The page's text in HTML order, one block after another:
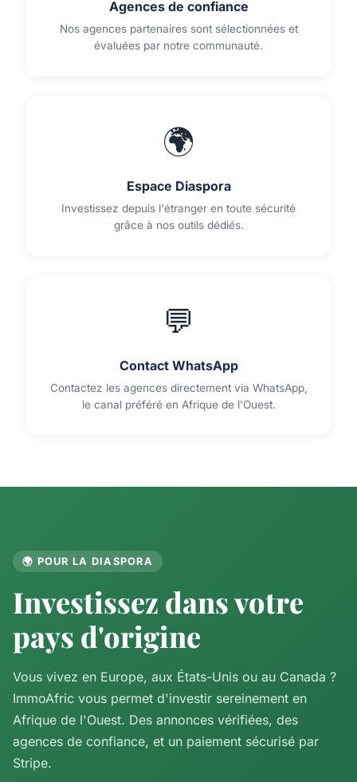
Agences de confiance
Nos agences partenaires sont sélectionnées et
évaluées par notre communauté.
🌍
Espace Diaspora
Investissez depuis l'étranger en toute sécurité
grâce à nos outils dédiés.
💬
Contact WhatsApp
Contactez les agences directement via WhatsApp,
le canal préféré en Afrique de l'Ouest.
🌍 POUR LA DIASPORA
Investissez dans votre
pays d'origine
Vous vivez en Europe, aux États-Unis ou au Canada ?
ImmoAfric vous permet d'investir sereinement en
Afrique de l'Ouest. Des annonces vérifiées, des
agences de confiance, et un paiement sécurisé par
Stripe.